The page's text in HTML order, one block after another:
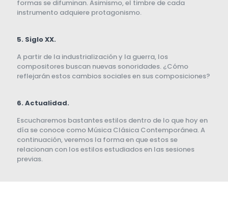
formas se difuminan. Asimismo, el timbre de cada
instrumento adquiere protagonismo.
5. Siglo XX.
A partir de la industrialización y la guerra, los
compositores buscan nuevas sonoridades. ¿Cómo
reflejarán estos cambios sociales en sus composiciones?
6. Actualidad.
Escucharemos bastantes estilos dentro de lo que hoy en
día se conoce como Música Clásica Contemporánea. A
continuación, veremos la forma en que estos se
relacionan con los estilos estudiados en las sesiones
previas.